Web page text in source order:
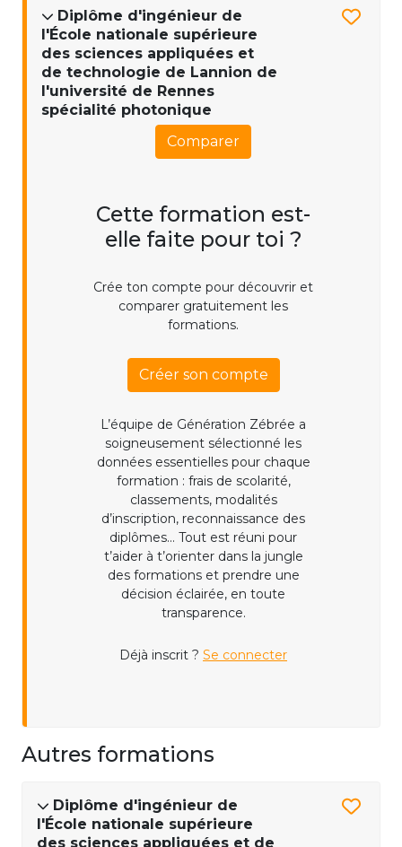
Diplôme d'ingénieur de
l'École nationale supérieure
des sciences appliquées et
de technologie de Lannion de
l'université de Rennes
spécialité photonique
Comparer
Cette formation est-
elle faite pour toi ?
Crée ton compte pour découvrir et
comparer gratuitement les
formations.
Créer son compte
L’équipe de Génération Zébrée a
soigneusement sélectionné les
données essentielles pour chaque
formation : frais de scolarité,
classements, modalités
d’inscription, reconnaissance des
diplômes... Tout est réuni pour
t’aider à t’orienter dans la jungle
des formations et prendre une
décision éclairée, en toute
transparence.
Déjà inscrit ? Se connecter
Autres formations
Diplôme d'ingénieur de
l'École nationale supérieure
des sciences appliquées et de